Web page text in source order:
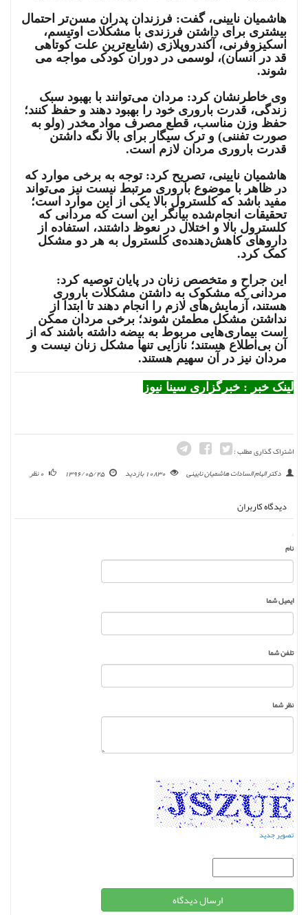
هاشمیان نایینی، گفت: فرزندان پدران مسن‌تر احتمال
بیشتری برای داشتن فرزندی با مشکلات اوتیسم،
اسکیزوفرنی، آکندروپلازی (شایع‌ترین علت کوتاهی
قد در انسان)، لوسمی در دوران کودکی مواجه می
شوند.
وی خاطرنشان کرد: مردان می‌توانند با بهبود سبک
زندگی، قدرت باروری خود را بهبود دهند و حفظ کنند؛
حفظ وزن مناسب، قطع مصرف مواد مخدر (ولو به
صورت تفننی) و ترک سیگار برای بالا نگه داشتن
قدرت باروری مردان لازم است.
هاشمیان نایینی، تصریح کرد: توجه به برخی موارد که
در ظاهر با موضوع باروری مرتبط نیست نیز می‌تواند
مفید باشد که کلسترول بالا یکی از این موارد است؛
تحقیقات انجام‌شده بیانگر این است که مردانی که
کلسترول بالا و اختلال در نعوظ داشتند، استفاده از
داروهای کاهش‌دهنده‌ی کلسترول به هر دو مشکل
کمک کرد.
این جراح و متخصص زنان در پایان توصیه کرد:
مردانی که مشکوک به داشتن مشکلات باروری
هستند، آزمایش‌های لازم را انجام دهند تا ابتدا از
نداشتن مشکل مطمئن شوند؛ برخی مردان ممکن
است بیماری‌هایی مربوط به بیضه داشته باشند که از
آن بی‌اطلاع هستند؛ نازایی تنها مشکل زنان نیست و
مردان نیز در آن سهیم هستند.
لینک خبر : خبرگزاری سینا نیوز
اشتراک گذاری مطلب :
دکتر الهام السادات هاشمیان نایینی
10830 بازدید 1396/05/25 0 نظر
دیدگاه کاربران
;
نام
ایمیل شما
تلفن شما
نظر شما
تصویر جدید